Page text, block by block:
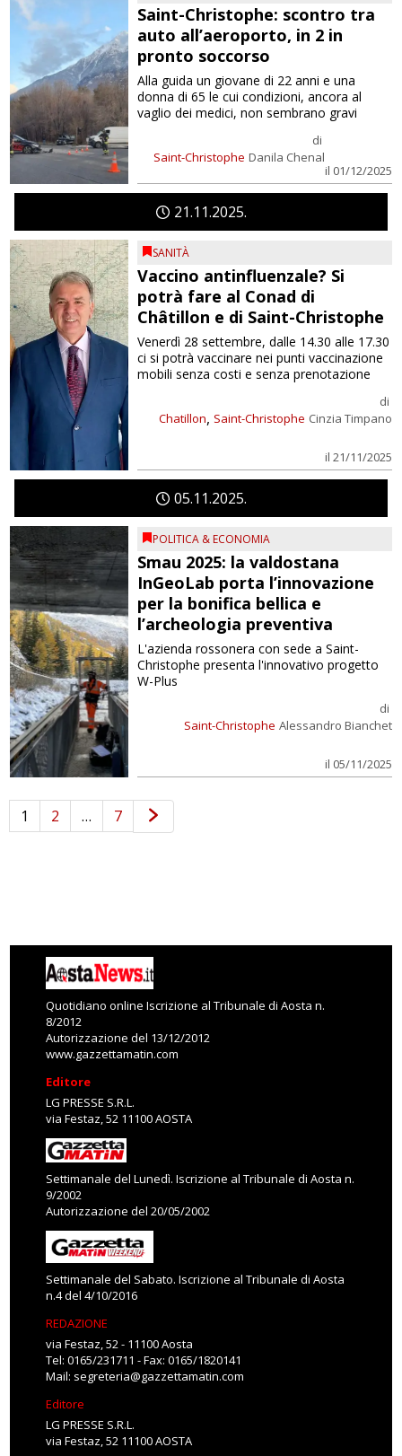
Saint-Christophe: scontro tra
auto all’aeroporto, in 2 in
pronto soccorso
Saint-Christophe
di
Danila Chenal
il 01/12/2025
Alla guida un giovane di 22 anni e una
donna di 65 le cui condizioni, ancora al
vaglio dei medici, non sembrano gravi
21 11 2025
SANITÀ
Vaccino antinfluenzale? Si
potrà fare al Conad di
Châtillon e di Saint-Christophe
Chatillon, Saint-Christophe
di
Cinzia Timpano
il 21/11/2025
Venerdì 28 settembre, dalle 14.30 alle 17.30
ci si potrà vaccinare nei punti vaccinazione
mobili senza costi e senza prenotazione
05 11 2025
POLITICA & ECONOMIA
Smau 2025: la valdostana
InGeoLab porta l’innovazione
per la bonifica bellica e
l’archeologia preventiva
Saint-Christophe
di
Alessandro Bianchet
il 05/11/2025
L'azienda rossonera con sede a Saint-
Christophe presenta l'innovativo progetto
W-Plus
1 2 … 7
Quotidiano online Iscrizione al Tribunale di Aosta n.
8/2012
Autorizzazione del 13/12/2012
www.gazzettamatin.com
Editore
LG PRESSE S.R.L.
via Festaz, 52 11100 AOSTA
Settimanale del Lunedì. Iscrizione al Tribunale di Aosta n.
9/2002
Autorizzazione del 20/05/2002
Settimanale del Sabato. Iscrizione al Tribunale di Aosta
n.4 del 4/10/2016
REDAZIONE
via Festaz, 52 - 11100 Aosta
Tel: 0165/231711 - Fax: 0165/1820141
Mail: segreteria@gazzettamatin.com
Editore
LG PRESSE S.R.L.
via Festaz, 52 11100 AOSTA